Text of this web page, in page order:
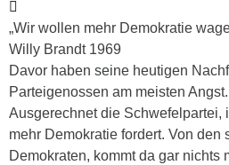
„Wir wollen mehr Demokratie
Willy Brandt 1969
Davor haben seine heutigen
Parteigenossen am meisten Angst.
Ausgerechnet die Schwefelpartei,
mehr Demokratie fordert. Von den
Demokraten, kommt da gar nichts